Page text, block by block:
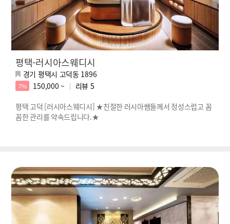
평택-러시아스웨디시
경기 평택시 고덕동 1896
7% 150,000 ~ 리뷰 5
평택 고덕 [러시아스웨디시] ★친절한 러시아쌤들께서 정성스럽고 꼼
꼼한 관리를 약속드립니다.★